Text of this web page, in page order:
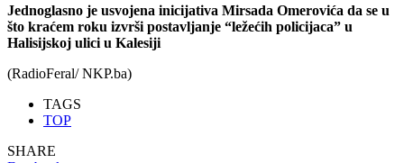
Jednoglasno je usvojena inicijativa Mirsada Omerovića da se u
što kraćem roku izvrši postavljanje “ležećih policijaca” u
Halisijskoj ulici u Kalesiji
(RadioFeral/ NKP.ba)
TAGS
TOP
SHARE